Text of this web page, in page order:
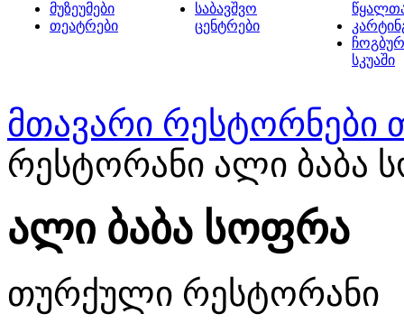
მუზეუმები
თეატრები
საბავშვო
ცენტრები
სკუაში
მთავარი რესტორნები
რესტორანი ალი ბაბა
ალი ბაბა სოფრა
თურქული რესტორანი